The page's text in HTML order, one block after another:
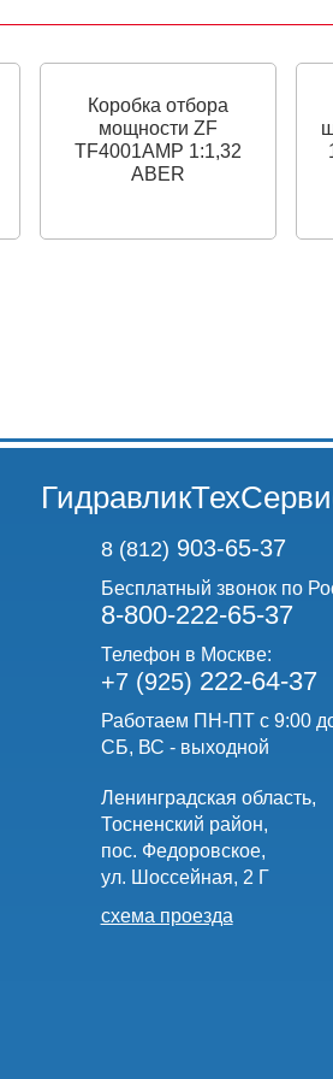
Коробка отбора
мощности ZF
TF4001AMP 1:1,32
ABER
8 (812) 903-65-37
Бесплатный звонок по
8-800-222-65-37
Телефон в Москве:
+7 (925) 222-64-37
Работаем ПН-ПТ с 9:00
СБ, ВС - выходной
Ленинградская область,
Тосненский район,
пос. Федоровское,
ул. Шоссейная, 2 Г
схема проезда